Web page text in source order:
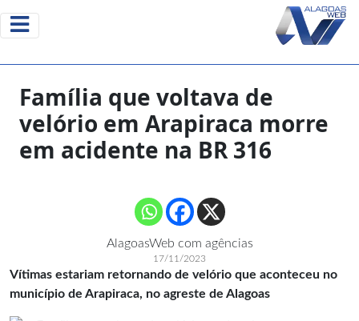
Família que voltava de
velório em Arapiraca morre
em acidente na BR 316
AlagoasWeb com agências
17/11/2023
Vítimas estariam retornando de velório que aconteceu no
município de Arapiraca, no agreste de Alagoas